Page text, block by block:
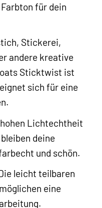
für dein
Stickerei,
andere kreative
Sticktwist ist
sich für eine
Lichtechtheit
deine
und schön.
leicht teilbaren
eine